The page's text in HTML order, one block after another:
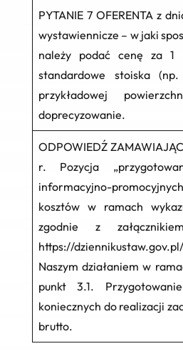
PYTANIE 7 OFERENTA z
wystawiennicze – w jaki
należy podać cenę za 1
standardowe stoiska
przykładowej
doprecyzowanie.
ODPOWIEDŹ
r. Pozycja
informacyjno-
kosztów w ramach
zgodnie z
https://
Naszym działaniem w
punkt 3.1.
koniecznych do realizacji
brutto.